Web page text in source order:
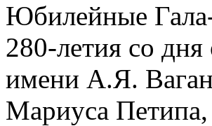
Юбилейные
280-летия со
имени А.Я.
Мариуса